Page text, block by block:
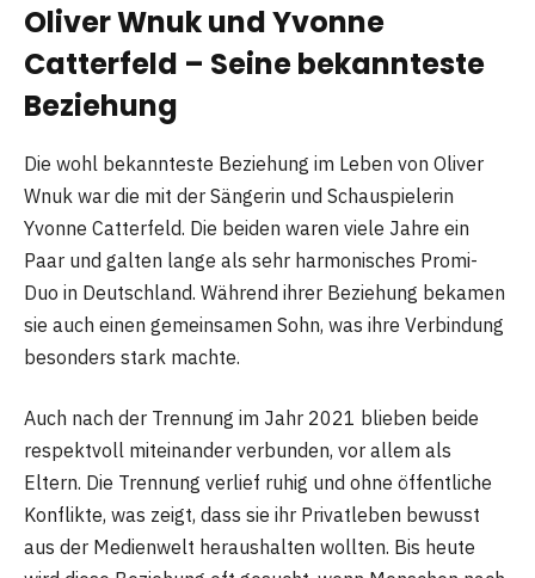
Oliver Wnuk und Yvonne
Catterfeld – Seine bekannteste
Beziehung
Die wohl bekannteste Beziehung im Leben von Oliver
Wnuk war die mit der Sängerin und Schauspielerin
Yvonne Catterfeld. Die beiden waren viele Jahre ein
Paar und galten lange als sehr harmonisches Promi-
Duo in Deutschland. Während ihrer Beziehung bekamen
sie auch einen gemeinsamen Sohn, was ihre Verbindung
besonders stark machte.
Auch nach der Trennung im Jahr 2021 blieben beide
respektvoll miteinander verbunden, vor allem als
Eltern. Die Trennung verlief ruhig und ohne öffentliche
Konflikte, was zeigt, dass sie ihr Privatleben bewusst
aus der Medienwelt heraushalten wollten. Bis heute